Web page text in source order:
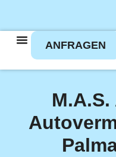
ANFRAGEN